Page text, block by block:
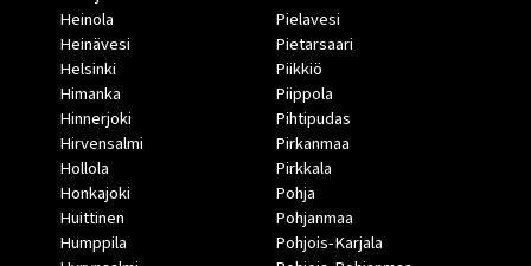
Heinola
Heinävesi
Helsinki
Himanka
Hinnerjoki
Hirvensalmi
Hollola
Honkajoki
Huittinen
Humppila
Pielavesi
Pietarsaari
Piikkiö
Piippola
Pihtipudas
Pirkanmaa
Pirkkala
Pohja
Pohjanmaa
Pohjois-Karjala